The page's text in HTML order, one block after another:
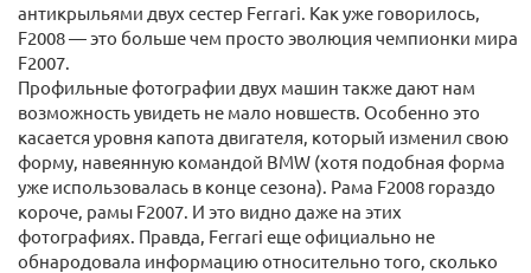
антикрыльями двух сестер Ferrari. Как уже говорилось,
F2008 — это больше чем просто эволюция чемпионки мира
F2007.
Профильные фотографии двух машин также дают нам
возможность увидеть не мало новшеств. Особенно это
касается уровня капота двигателя, который изменил свою
форму, навеянную командой BMW (хотя подобная форма
уже использовалась в конце сезона). Рама F2008 гораздо
короче, рамы F2007. И это видно даже на этих
фотографиях. Правда, Ferrari еще официально не
обнародовала информацию относительно того, сколько